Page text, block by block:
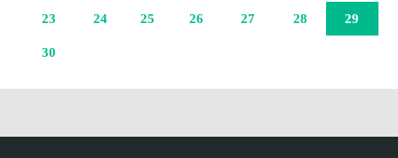
23 24 25 26 27 28 29
30